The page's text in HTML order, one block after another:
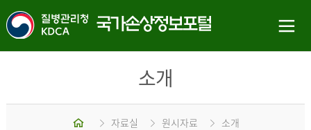
소개
홈 자료실 원시자료 소개